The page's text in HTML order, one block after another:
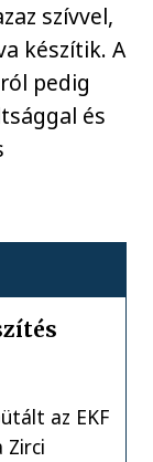
szívvel,
készítik. A
pedig
és
az EKF
Zirci